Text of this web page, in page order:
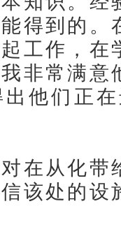
得到的。
工作，在
非常满意
他们正
在从化带
该处的设